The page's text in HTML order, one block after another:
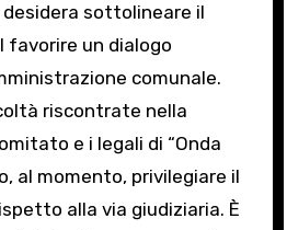
sottolineare il
favorire un dialogo
comunale.
riscontrate nella
e i legali di “Onda
al momento, privilegiare il
alla via giudiziaria. È